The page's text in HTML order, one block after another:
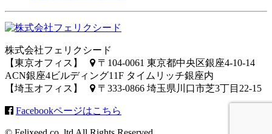
株式会社フェリクシード
【東京オフィス】
〒104-0061 東京都中央区銀座4-10-14
ACN銀座4ビルディング11F タイムリッチ銀座内
【埼玉オフィス】
〒333-0866 埼玉県川口市芝3丁目22-15
Facebookページはこちら